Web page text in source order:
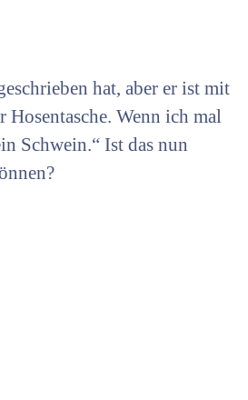
hat, aber er ist mit
Wenn ich mal
Schwein.“ Ist das nun